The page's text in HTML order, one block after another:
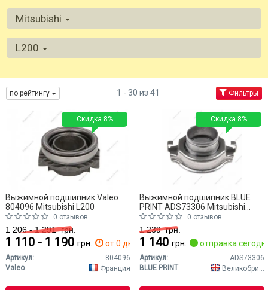
Mitsubishi
L200
по рейтингу 1 - 30 из 41 Фильтры
Выжимной подшипник Valeo
804096 Mitsubishi L200
0 отзывов
1 206 - 1 291грн.
1 110 - 1 190 грн. от 0 дн.
Артикул:
804096
Valeo
Франция
Скидка 8%
Выжимной подшипник BLUE
PRINT ADS73306 Mitsubishi
L200
0 отзывов
1 239грн.
1 140 грн. отправка
Артикул:
ADS73306
BLUE PRINT
Великобритания
Скидка 8%